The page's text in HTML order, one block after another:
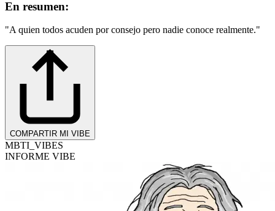
En resumen:
"A quien todos acuden por consejo pero nadie conoce realmente."
COMPARTIR MI VIBE
MBTI_VIBES
INFORME VIBE